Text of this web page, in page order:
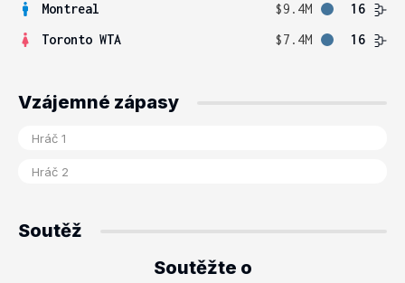
Montreal $9.4M
16
Toronto WTA
$7.4M 16
Vzájemné zápasy
Soutěž
Soutěžte o